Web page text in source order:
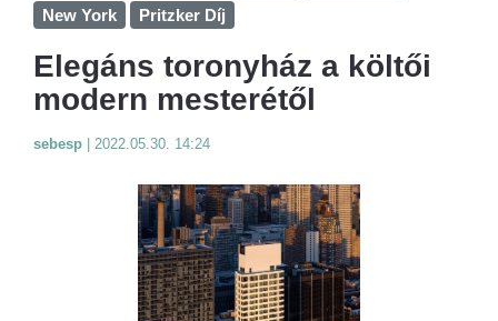
New York
Pritzker Díj
Elegáns toronyház a költői
modern mesterétől
sebesp 2022.05.30. 14:24